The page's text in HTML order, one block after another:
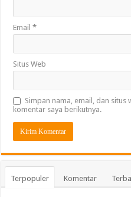
Email*
Situs Web
Simpan nama, email, dan
komentar saya berikutnya.
Terpopuler Komentar